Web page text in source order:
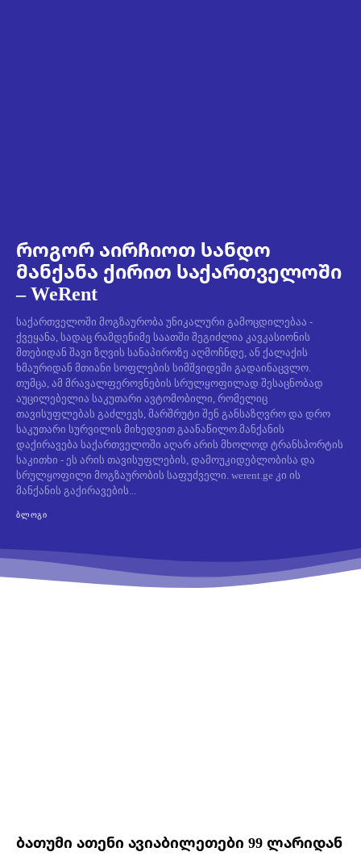
როგორ აირჩიოთ სანდო
მანქანა ქირით საქართველოში
– WeRent
საქართველოში მოგზაურობა უნიკალური გამოცდილებაა -
ქვეყანა, სადაც რამდენიმე საათში შეგიძლია კავკასიონის
მთებიდან შავი ზღვის სანაპიროზე აღმოჩნდე, ან ქალაქის
ხმაურიდან მთიანი სოფლების სიმშვიდეში გადაინაცვლო.
თუმცა, ამ მრავალფეროვნების სრულყოფილად შესაცნობად
აუცილებელია საკუთარი ავტომობილი, რომელიც
თავისუფლებას გაძლევს, მარშრუტი შენ განსაზღვრო და დრო
საკუთარი სურვილის მიხედვით გაანაწილო.მანქანის
დაქირავება საქართველოში აღარ არის მხოლოდ ტრანსპორტის
საკითხი - ეს არის თავისუფლების, დამოუკიდებლობისა და
სრულყოფილი მოგზაურობის საფუძველი. werent.ge კი ის
მანქანის გაქირავების...
ᲑᲚᲝᲒᲘ
ბათუმი ათენი ავიაბილეთები 99 ლარიდან